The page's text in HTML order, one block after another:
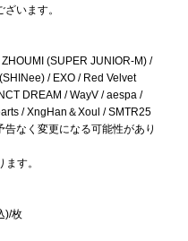
います。
(SUPER JUNIOR-M) /
/ EXO / Red Velvet
DREAM / WayV / aespa /
/ XngHan＆Xoul / SMTR25
なく変更になる可能性があり
す。
)/枚